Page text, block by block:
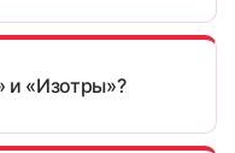
и «Изотры»?